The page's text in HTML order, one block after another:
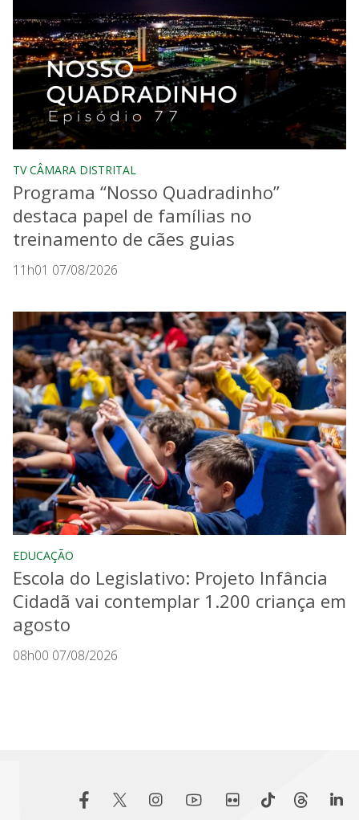
TV CÂMARA DISTRITAL
Programa “Nosso Quadradinho”
destaca papel de famílias no
treinamento de cães guias
11h01 07/08/2026
EDUCAÇÃO
Escola do Legislativo: Projeto Infância
Cidadã vai contemplar 1.200 criança em
agosto
08h00 07/08/2026